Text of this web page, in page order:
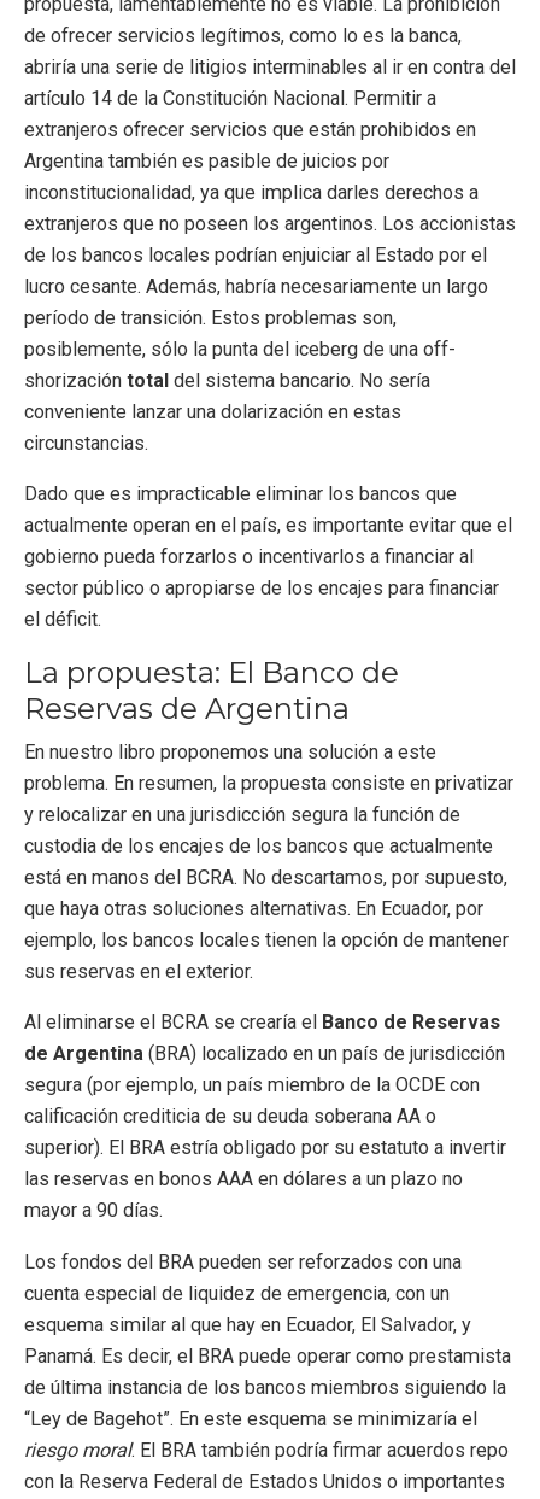
de ofrecer servicios legítimos, como lo es la banca,
abriría una serie de litigios interminables al ir en contra del
artículo 14 de la Constitución Nacional. Permitir a
extranjeros ofrecer servicios que están prohibidos en
Argentina también es pasible de juicios por
inconstitucionalidad, ya que implica darles derechos a
extranjeros que no poseen los argentinos. Los accionistas
de los bancos locales podrían enjuiciar al Estado por el
lucro cesante. Además, habría necesariamente un largo
período de transición. Estos problemas son,
posiblemente, sólo la punta del iceberg de una off-
shorización total del sistema bancario. No sería
conveniente lanzar una dolarización en estas
circunstancias.
Dado que es impracticable eliminar los bancos que
actualmente operan en el país, es importante evitar que el
gobierno pueda forzarlos o incentivarlos a financiar al
sector público o apropiarse de los encajes para financiar
el déficit.
La propuesta: El Banco de
Reservas de Argentina
En nuestro libro proponemos una solución a este
problema. En resumen, la propuesta consiste en privatizar
y relocalizar en una jurisdicción segura la función de
custodia de los encajes de los bancos que actualmente
está en manos del BCRA. No descartamos, por supuesto,
que haya otras soluciones alternativas. En Ecuador, por
ejemplo, los bancos locales tienen la opción de mantener
sus reservas en el exterior.
Al eliminarse el BCRA se crearía el
Banco de Reservas
de Argentina (BRA) localizado en un país de jurisdicción
segura (por ejemplo, un país miembro de la OCDE con
calificación crediticia de su deuda soberana AA o
superior). El BRA estría obligado por su estatuto a invertir
las reservas en bonos AAA en dólares a un plazo no
mayor a 90 días.
Los fondos del BRA pueden ser reforzados con una
cuenta especial de liquidez de emergencia, con un
esquema similar al que hay en Ecuador, El Salvador, y
Panamá. Es decir, el BRA puede operar como prestamista
de última instancia de los bancos miembros siguiendo la
“Ley de Bagehot”. En este esquema se minimizaría el
riesgo moral. El BRA también podría firmar acuerdos repo
con la Reserva Federal de Estados Unidos o importantes